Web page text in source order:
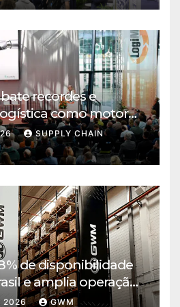
recordes e
como motor
de incerteza
SUPPLY CHAIN
de disponibilidade
e amplia operação
2026 GWM